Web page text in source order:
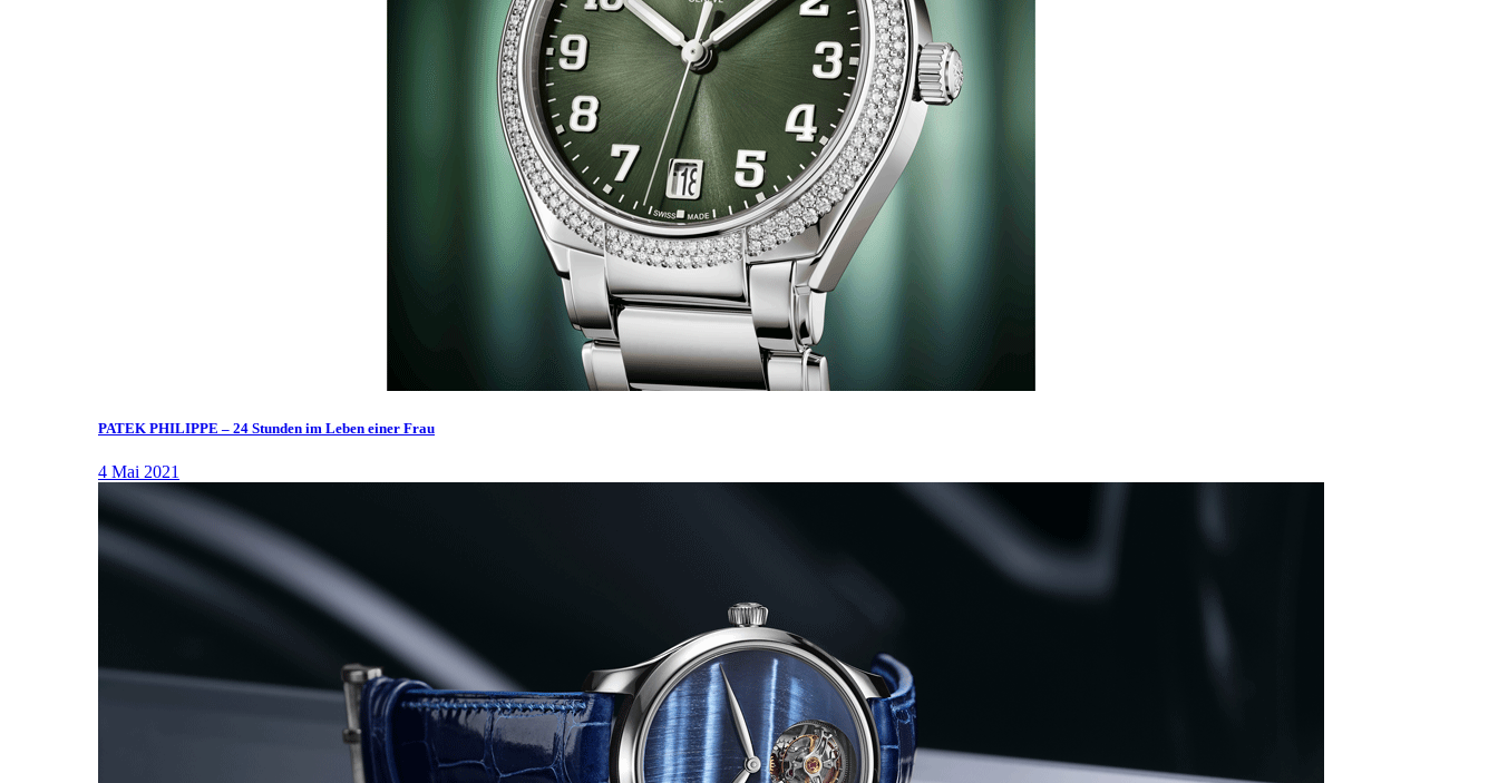
PATEK PHILIPPE – 24 Stunden im Leben einer Frau
4 Mai 2021